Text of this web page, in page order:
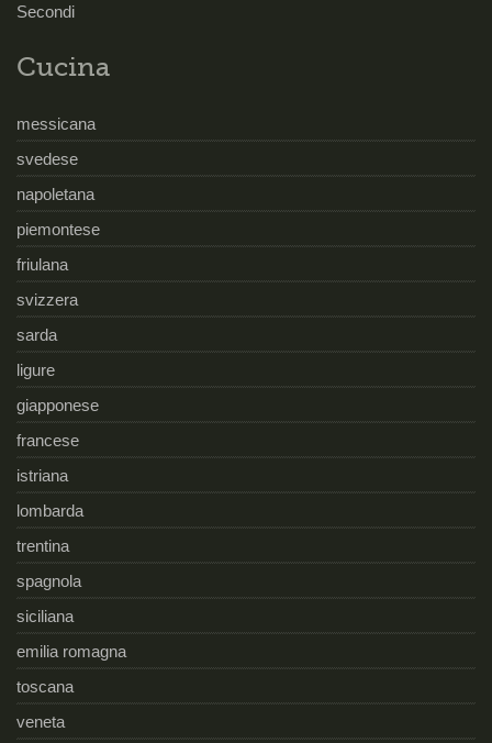
Secondi
Cucina
messicana
svedese
napoletana
piemontese
friulana
svizzera
sarda
ligure
giapponese
francese
istriana
lombarda
trentina
spagnola
siciliana
emilia romagna
toscana
veneta